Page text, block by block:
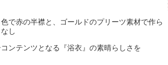
で赤の半襟と、ゴールドのプリーツ素材で作ら
し
ンテンツとなる『浴衣』の素晴らしさを